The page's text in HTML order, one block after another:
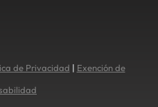
de Privacidad | Exención de